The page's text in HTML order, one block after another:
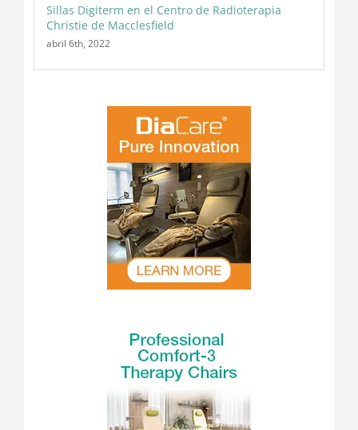
Sillas Digiterm en el Centro de Radioterapia
Christie de Macclesfield
abril 6th, 2022